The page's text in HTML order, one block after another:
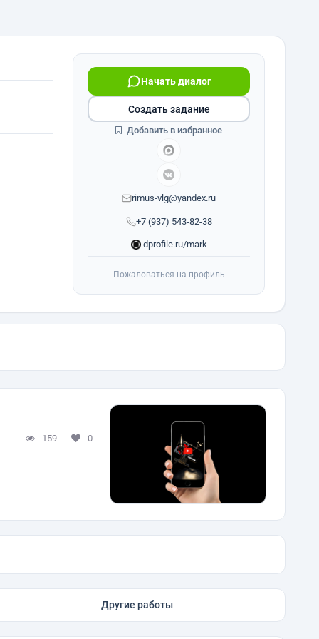
+7 (937) 543-82-38
Начать диалог
rimus-vlg@yandex.ru
dprofile.ru/mark
Создать задание
Добавить в избранное
Пожаловаться на профиль
159 0
Другие работы